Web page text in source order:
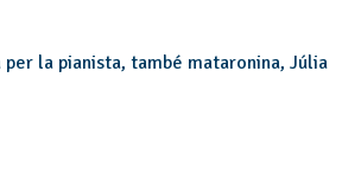
la pianista, també mataronina, Júlia